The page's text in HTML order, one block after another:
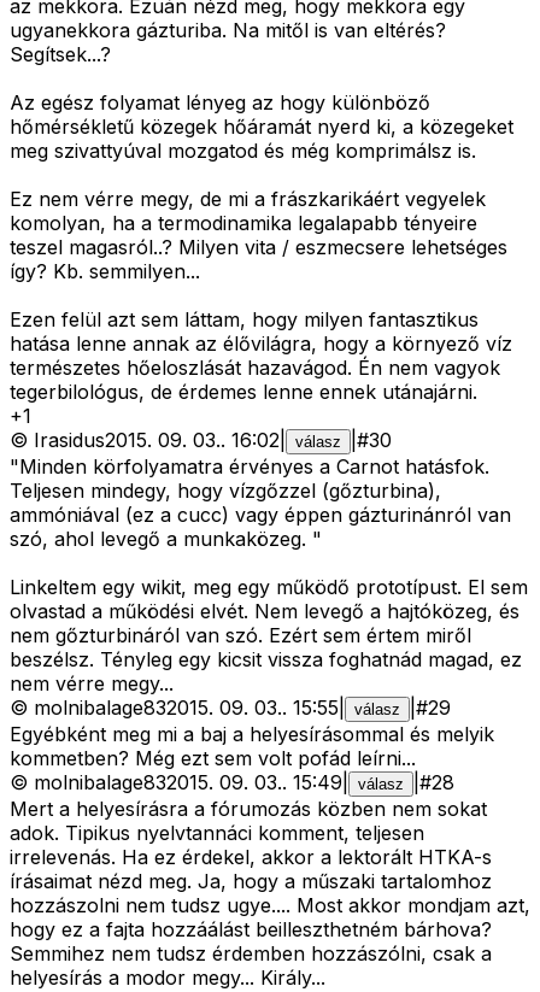
az mekkora. Ezuán nézd meg, hogy mekkora egy
ugyanekkora gázturiba. Na mitől is van eltérés?
Segítsek...?
Az egész folyamat lényeg az hogy különböző
hőmérsékletű közegek hőáramát nyerd ki, a közegeket
meg szivattyúval mozgatod és még komprimálsz is.
Ez nem vérre megy, de mi a frászkarikáért vegyelek
komolyan, ha a termodinamika legalapabb tényeire
teszel magasról..? Milyen vita / eszmecsere lehetséges
így? Kb. semmilyen...
Ezen felül azt sem láttam, hogy milyen fantasztikus
hatása lenne annak az élővilágra, hogy a környező víz
természetes hőeloszlását hazavágod. Én nem vagyok
tegerbilológus, de érdemes lenne ennek utánajárni.
+1
© Irasidus2015. 09. 03.. 16:02 válasz #30
"Minden körfolyamatra érvényes a Carnot hatásfok.
Teljesen mindegy, hogy vízgőzzel (gőzturbina),
ammóniával (ez a cucc) vagy éppen gázturinánról van
szó, ahol levegő a munkaközeg. "
Linkeltem egy wikit, meg egy működő prototípust. El sem
olvastad a működési elvét. Nem levegő a hajtóközeg, és
nem gőzturbináról van szó. Ezért sem értem miről
beszélsz. Tényleg egy kicsit vissza foghatnád magad, ez
nem vérre megy...
© molnibalage832015. 09. 03.. 15:55 válasz #29
Egyébként meg mi a baj a helyesírásommal és melyik
kommetben? Még ezt sem volt pofád leírni...
© molnibalage832015. 09. 03.. 15:49 válasz #28
Mert a helyesírásra a fórumozás közben nem sokat
adok. Tipikus nyelvtannáci komment, teljesen
irrelevenás. Ha ez érdekel, akkor a lektorált HTKA-s
írásaimat nézd meg. Ja, hogy a műszaki tartalomhoz
hozzászolni nem tudsz ugye.... Most akkor mondjam azt,
hogy ez a fajta hozzáálást beilleszthetném bárhova?
Semmihez nem tudsz érdemben hozzászólni, csak a
helyesírás a modor megy... Király...